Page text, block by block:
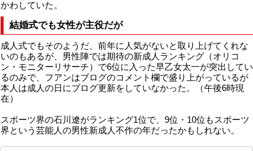
かわしていた。
結婚式でも女性が主役だが
成人式でもそのようだ、前年に人気がないと取り上げてくれな
いのもあるが、男性陣では期待の新成人ランキング（オリコ
ン・モニターリサーチ）で6位に入った早乙女太一が突出してい
るのみで、フアンはブログのコメント欄で盛り上がっているが
本人は成人の日にブログ更新をしていなかった。（午後6時現
在）
スポーツ界の石川遼がランキング1位で、9位・10位もスポーツ
界という芸能人の男性新成人不作の年だったかもしれない。